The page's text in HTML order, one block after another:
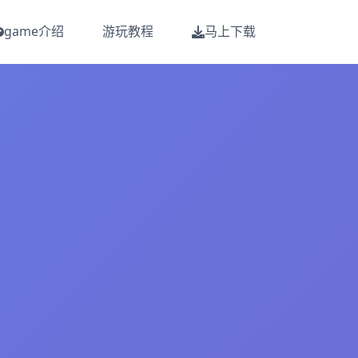
game介绍 游玩教程 马上下载